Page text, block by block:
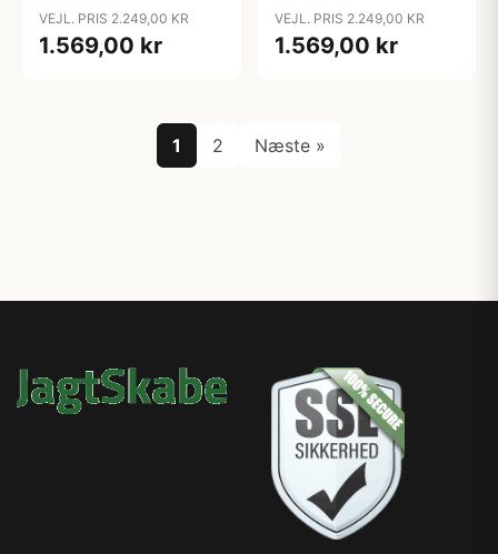
VEJL. PRIS 2.249,00 KR
1.569,00 kr
VEJL. PRIS 2.249,00 KR
1.569,00 kr
1 2 Næste »